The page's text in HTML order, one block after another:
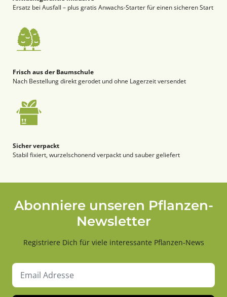
Ersatz bei Ausfall – plus gratis Anwachs-Starter für einen sicheren Start
Frisch aus der Baumschule
Nach Bestellung direkt gerodet und ohne Lagerzeit versendet
Sicher verpackt
Stabil fixiert, wurzelschonend verpackt und sauber geliefert
Abonniere unseren Pflanzen-
Newsletter
Registriere Dich für viele interessante Pflanzen-News